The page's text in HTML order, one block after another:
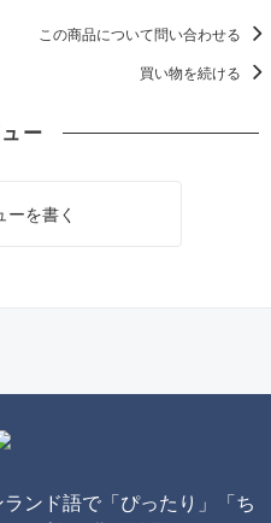
この商品について問い合わせる
買い物を続ける
ー
ーを書く
ンド語で「ぴったり」「ち